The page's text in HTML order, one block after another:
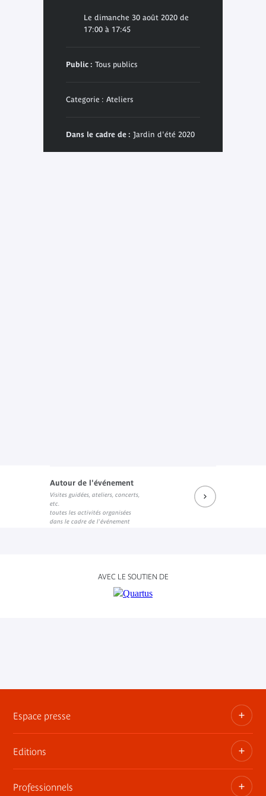
Le dimanche 30 août 2020 de
17:00 à 17:45
Public : Tous publics
Categorie : Ateliers
Dans le cadre de : Jardin d'été 2020
Autour de l'événement
Visites guidées, ateliers, concerts,
etc.
toutes les activités organisées
dans le cadre de l'événement
AVEC LE SOUTIEN DE
Espace presse
Dossiers, communiqués, bandes annonces
Contact presse
Editions
Les publications du musée
Professionnels